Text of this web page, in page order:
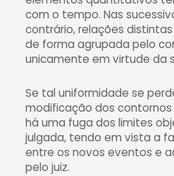
com o tempo. Nas
contrário, relações
de forma agrupada pelo
unicamente em virtude da
Se tal uniformidade se
modificação dos
há uma fuga dos limites
julgada, tendo em vista a
entre os novos eventos e
pelo juiz.